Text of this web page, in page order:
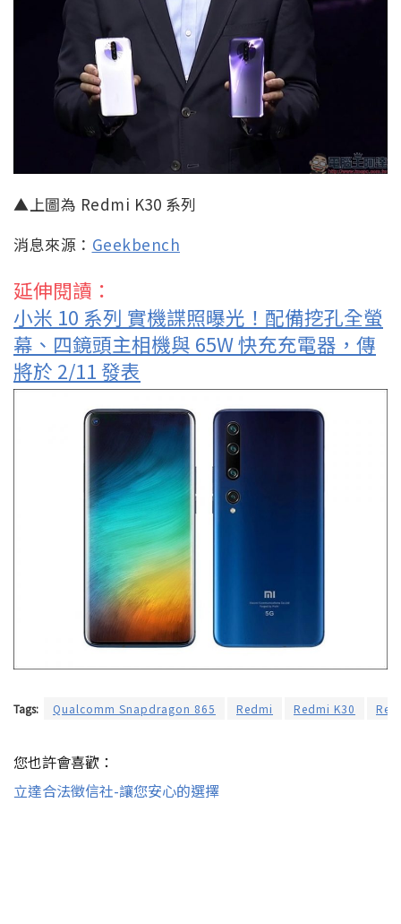
▲上圖為 Redmi K30 系列
消息來源： Geekbench
延伸閱讀：
小米 10 系列 實機諜照曝光！配備挖孔全螢
幕、四鏡頭主相機與 65W 快充充電器，傳
將於 2/11 發表
Tags: Qualcomm Snapdragon 865 Redmi Redmi K30
您也許會喜歡：
立達合法徵信社-讓您安心的選擇